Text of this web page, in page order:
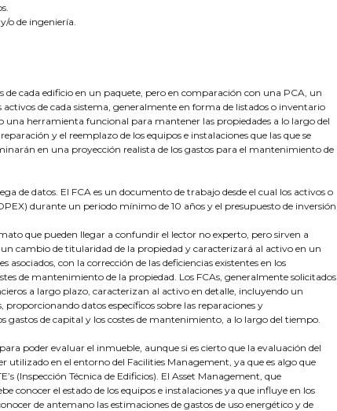
o de ingeniería.
cada edificio en un paquete, pero en comparación con una PCA, un
de cada sistema, generalmente en forma de listados o inventario
una herramienta funcional para mantener las propiedades a lo largo del
y el reemplazo de los equipos e instalaciones que las que se
en una proyección realista de los gastos para el mantenimiento de
de datos. El FCA es un documento de trabajo desde el cual los activos o
durante un periodo mínimo de 10 años y el presupuesto de inversión
que pueden llegar a confundir el lector no experto, pero sirven a
cambio de titularidad de la propiedad y caracterizará al activo en un
con la corrección de las deficiencias existentes en los
de mantenimiento de la propiedad. Los FCAs, generalmente solicitados
a largo plazo, caracterizan al activo en detalle, incluyendo un
datos específicos sobre las reparaciones y
de capital y los costes de mantenimiento, a lo largo del tiempo.
poder evaluar el inmueble, aunque si es cierto que la evaluación del
utilizado en el entorno del Facilities Management, ya que es algo que
(Inspección Técnica de Edificios). El Asset Management, que
conocer el estado de los equipos e instalaciones ya que influye en los
de antemano las estimaciones de gastos de uso energético y de